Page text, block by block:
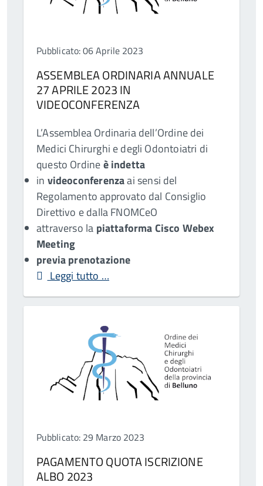
Pubblicato: 06 Aprile 2023
ASSEMBLEA ORDINARIA ANNUALE
27 APRILE 2023 IN
VIDEOCONFERENZA
L’Assemblea Ordinaria dell’Ordine dei
Medici Chirurghi e degli Odontoiatri di
questo Ordineè indetta
in videoconferenzaai sensi del
Regolamento approvato dal Consiglio
Direttivo e dalla FNOMCeO
attraverso la piattaforma Cisco Webex
Meeting
previa prenotazione
Leggi tutto …
Pubblicato: 29 Marzo 2023
PAGAMENTO QUOTA ISCRIZIONE
ALBO 2023